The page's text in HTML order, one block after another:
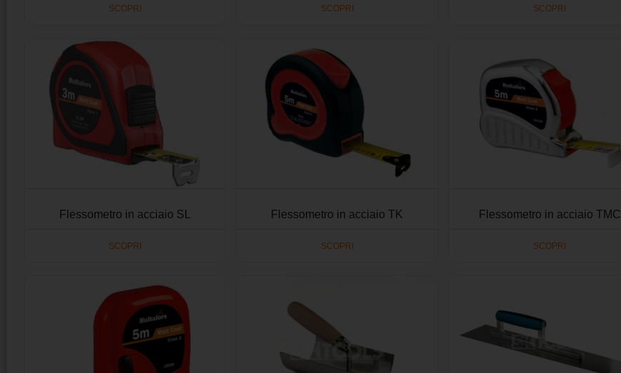
SCOPRI SCOPRI SCOPRI
Flessometro in acciaio SL
SCOPRI
Flessometro in acciaio TK
SCOPRI
Flessometro in acciaio TMC
SCOPRI